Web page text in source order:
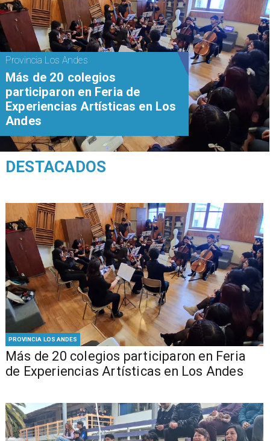
PROVINCIA LOS ANDES
Más de 20 colegios participaron en Feria
de Experiencias Artísticas en Los Andes
Provincia Los Andes
Más de 20 colegios
participaron en Feria de
Experiencias Artísticas en Los
Andes
DESTACADOS